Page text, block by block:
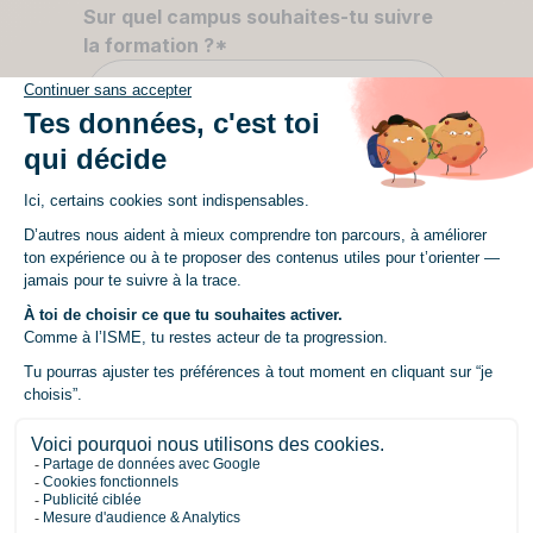
Sur quel campus souhaites-tu suivre
la formation ?*
Sélectionne la ville
Quelle filière ?*
Sélectionne une filière
Formation*
Un mot à ajouter sur ton projet ou ta